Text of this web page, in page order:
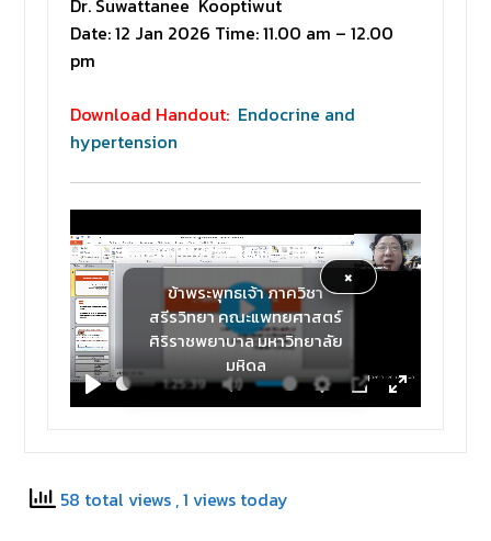
×
ข้าพระพุทธเจ้า ภาควิชา
สรีรวิทยา คณะแพทยศาสตร์
ศิริราชพยาบาล มหาวิทยาลัย
มหิดล
Dr. Suwattanee Kooptiwut
Date: 12 Jan 2026 Time: 11.00 am – 12.00
pm
Download Handout: Endocrine and
hypertension
Play
1:25:39
Mute Settings
PIP Enter
Play
58 total views , 1 views today